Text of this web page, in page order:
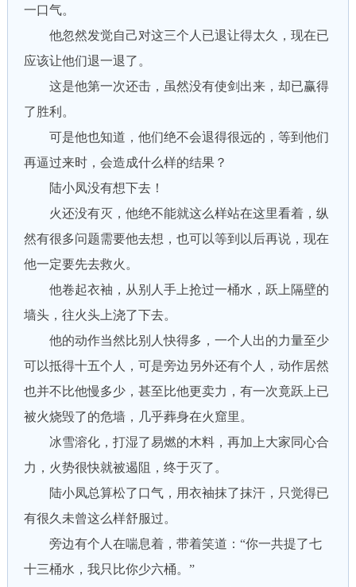
一口气。
他忽然发觉自己对这三个人已退让得太久，现在已
应该让他们退一退了。
这是他第一次还击，虽然没有使剑出来，却已赢得
了胜利。
可是他也知道，他们绝不会退得很远的，等到他们
再逼过来时，会造成什么样的结果？
陆小凤没有想下去！
火还没有灭，他绝不能就这么样站在这里看着，纵
然有很多问题需要他去想，也可以等到以后再说，现在
他一定要先去救火。
他卷起衣袖，从别人手上抢过一桶水，跃上隔壁的
墙头，往火头上浇了下去。
他的动作当然比别人快得多，一个人出的力量至少
可以抵得十五个人，可是旁边另外还有个人，动作居然
也并不比他慢多少，甚至比他更卖力，有一次竟跃上已
被火烧毁了的危墙，几乎葬身在火窟里。
冰雪溶化，打湿了易燃的木料，再加上大家同心合
力，火势很快就被遏阻，终于灭了。
陆小凤总算松了口气，用衣袖抹了抹汗，只觉得已
有很久未曾这么样舒服过。
旁边有个人在喘息着，带着笑道：“你一共提了七
十三桶水，我只比你少六桶。”